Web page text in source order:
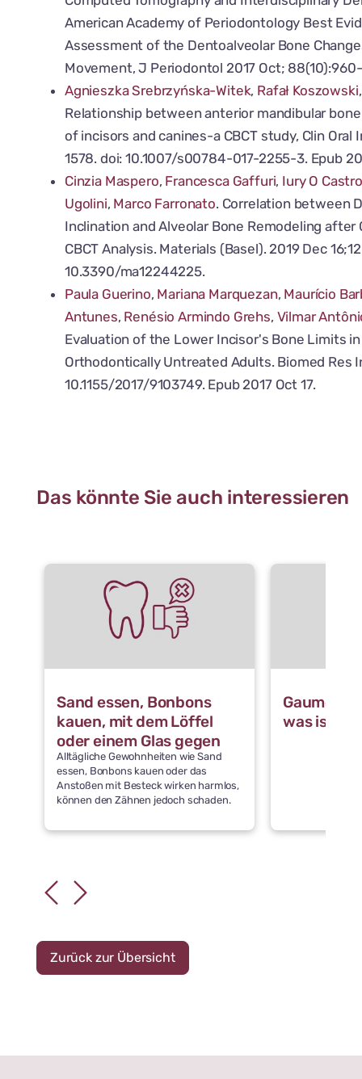
American Academy of Periodontology Best
Assessment of the Dentoalveolar Bone
Movement, J Periodontol 2017 Oct;
Agnieszka Srebrzyńska-Witek, Rafał Koszowski
Relationship between anterior mandibular
of incisors and canines-a CBCT study, Clin Oral
1578. doi: 10.1007/s00784-017-2255-3. Epub
Cinzia Maspero, Francesca Gaffuri, Iury O Castro
Ugolini, Marco Farronato. Correlation between
Inclination and Alveolar Bone Remodeling
CBCT Analysis. Materials (Basel). 2019 Dec
10.3390/ma12244225.
Paula Guerino, Mariana Marquezan, Maurício
Antunes, Renésio Armindo Grehs, Vilmar
Evaluation of the Lower Incisor's Bone Limits
Orthodontically Untreated Adults. Biomed Res
10.1155/2017/9103749. Epub 2017 Oct 17.
Das könnte Sie auch interessieren
Sand essen, Bonbons
kauen, mit dem Löffel
oder einem Glas gegen
die Zähne stoßen: Was
schädigt die Zähne
Alltägliche Gewohnheiten wie Sand
essen, Bonbons kauen oder das
Anstoßen mit Besteck wirken harmlos,
können den Zähnen jedoch schaden.
was ist
Zurück zur Übersicht